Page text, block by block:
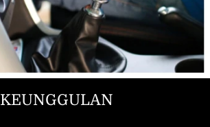
KEUNGGULAN